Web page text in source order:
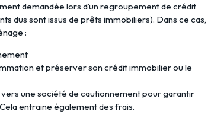
demandée lors d’un regroupement de crédit
dus sont issus de prêts immobiliers). Dans ce cas,
:
et préserver son crédit immobilier ou le
une société de cautionnement pour garantir
entraine également des frais.